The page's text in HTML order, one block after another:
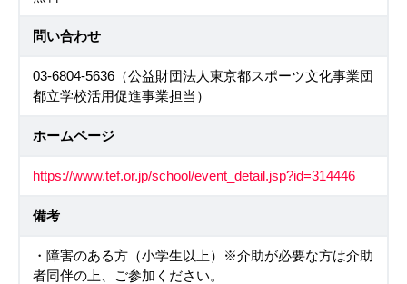
問い合わせ
03-6804-5636（公益財団法人東京都スポーツ文化事業団
都立学校活用促進事業担当）
ホームページ
https://www.tef.or.jp/school/event_detail.jsp?id=314446
備考
・障害のある方（小学生以上）※介助が必要な方は介助
者同伴の上、ご参加ください。